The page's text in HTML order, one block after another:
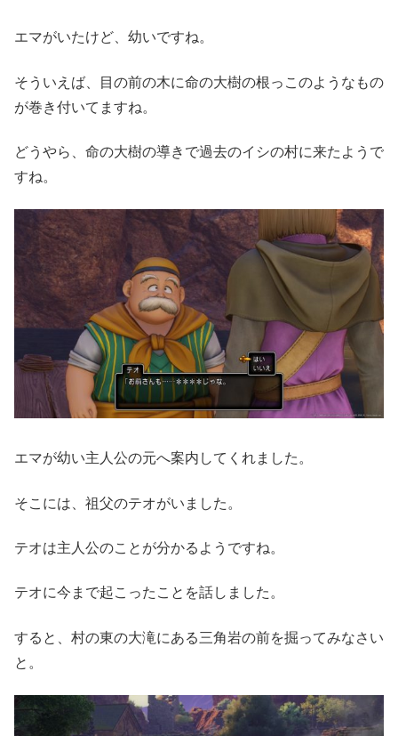
エマがいたけど、幼いですね。
そういえば、目の前の木に命の大樹の根っこのようなもの
が巻き付いてますね。
どうやら、命の大樹の導きで過去のイシの村に来たようで
すね。
エマが幼い主人公の元へ案内してくれました。
そこには、祖父のテオがいました。
テオは主人公のことが分かるようですね。
テオに今まで起こったことを話しました。
すると、村の東の大滝にある三角岩の前を掘ってみなさい
と。